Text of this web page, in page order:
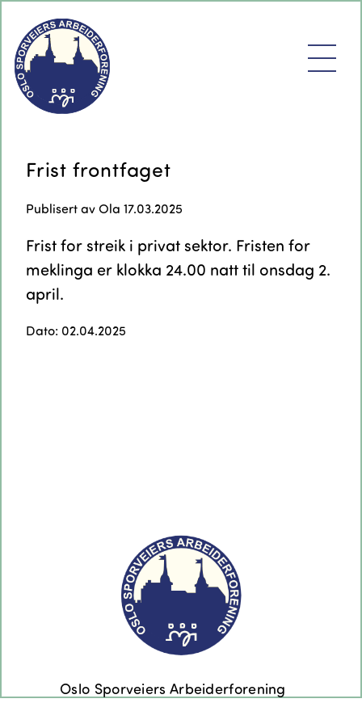
Frist frontfaget
Publisert avOla 17.03.2025
Frist for streik i privat sektor. Fristen for
meklinga er klokka 24.00 natt til onsdag 2.
april.
Dato: 02.04.2025